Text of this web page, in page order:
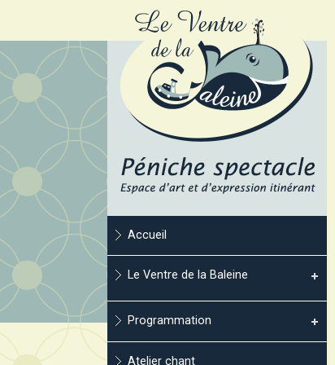
Accueil
Le Ventre de la Baleine
Programmation
Atelier chant